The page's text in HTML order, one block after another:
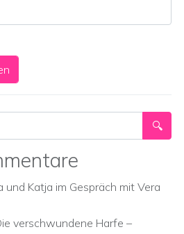
und Katja im Gespräch mit Vera
verschwundene Harfe –